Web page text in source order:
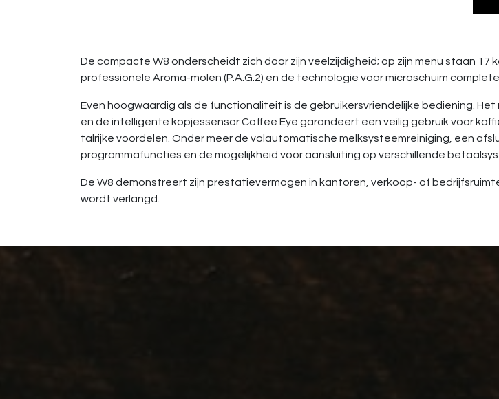
De compacte W8 onderscheidt zich door zijn veelzijdigheid; op zijn menu staan
professionele Aroma-molen (P.A.G.2) en de technologie voor microschuim
Even hoogwaardig als de functionaliteit is de gebruikersvriendelijke bediening.
en de intelligente kopjessensor Coffee Eye garandeert een veilig gebruik voor
talrijke voordelen. Onder meer de volautomatische melksysteemreiniging, een
programmafuncties en de mogelijkheid voor aansluiting op verschillende
De W8 demonstreert zijn prestatievermogen in kantoren, verkoop- of
wordt verlangd.